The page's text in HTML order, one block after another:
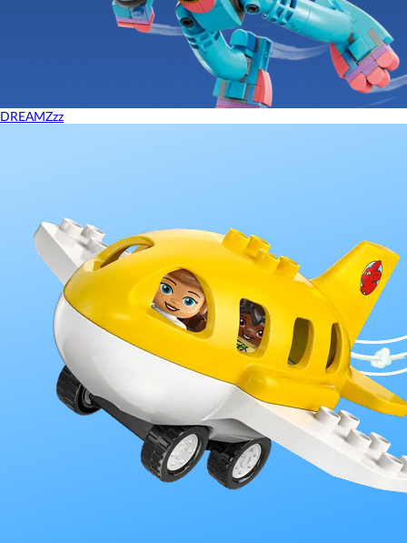
DREAMZzz